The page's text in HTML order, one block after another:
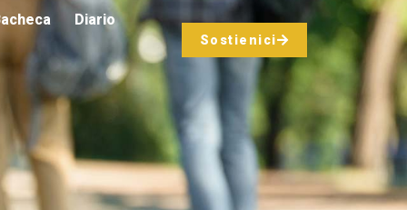
Diario
Sostienici